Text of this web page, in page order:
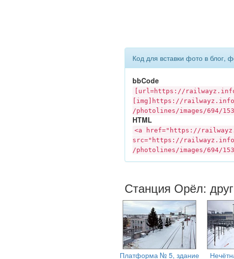
Код для вставки фото в блог,
bbCode
[url=https://
[img]https:// railwayz.info
/photolines/images/694/
HTML
<a href="https://
src="https:// railwayz.info
/photolines/images/694/
Станция Орёл:
Платформа № 5, здание